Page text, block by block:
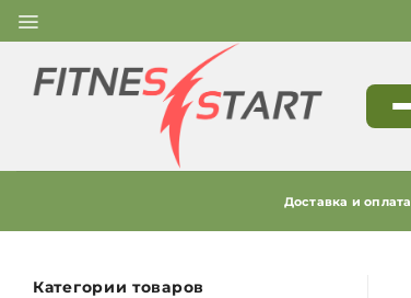
Skip
Доставка и оплата
Категории товаров